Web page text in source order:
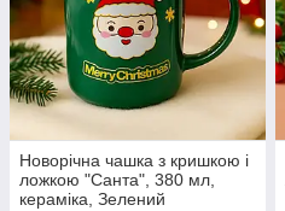
Новорічна чашка з кришкою і
ложкою "Санта", 380 мл,
кераміка, Зелений